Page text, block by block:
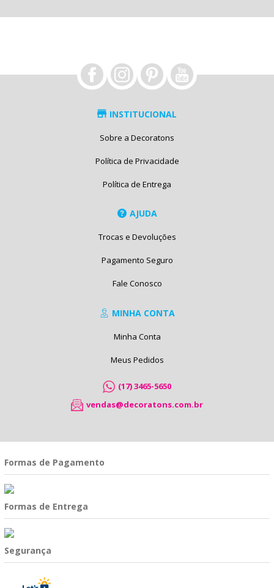
INSTITUCIONAL
Sobre a Decoratons
Política de Privacidade
Política de Entrega
AJUDA
Trocas e Devoluções
Pagamento Seguro
Fale Conosco
MINHA CONTA
Minha Conta
Meus Pedidos
(17) 3465-5650
vendas@decoratons.com.br
Formas de Pagamento
Formas de Entrega
Segurança